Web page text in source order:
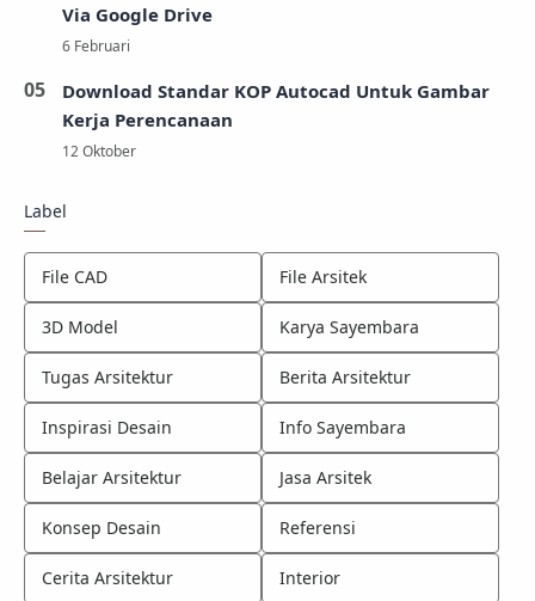
Via Google Drive
Download Standar KOP Autocad Untuk Gambar
Kerja Perencanaan
Label
File CAD File Arsitek
3D Model Karya Sayembara
Tugas Arsitektur Berita Arsitektur
Inspirasi Desain Info Sayembara
Belajar Arsitektur Jasa Arsitek
Konsep Desain Referensi
Cerita Arsitektur Interior